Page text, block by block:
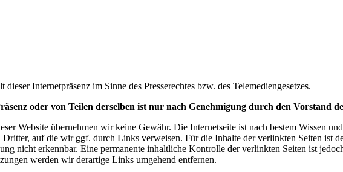
Internetpräsenz im Sinne des Presserechtes bzw. des Telemediengesetzes.
oder von Teilen derselben ist nur nach Genehmigung durch den Vorstand
Website übernehmen wir keine Gewähr. Die Internetseite ist nach bestem Wissen
auf die wir ggf. durch Links verweisen. Für die Inhalte der verlinkten Seiten ist
nicht erkennbar. Eine permanente inhaltliche Kontrolle der verlinkten Seiten ist
werden wir derartige Links umgehend entfernen.